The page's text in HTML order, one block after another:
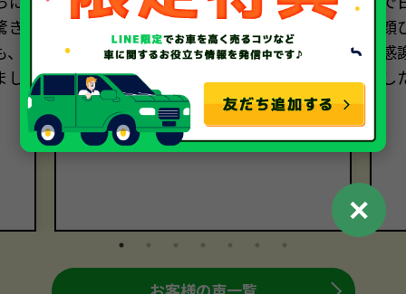
寧でした。おかげさまで、売却に関
する全ての過程において大満足です。
本当にありがとうございました。
し
✕